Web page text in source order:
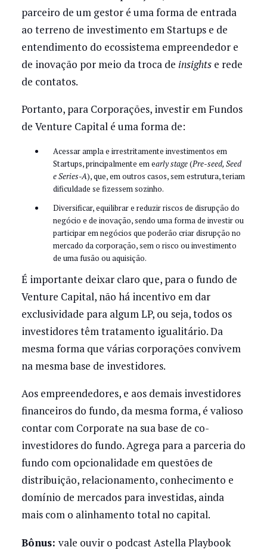
parceiro de um gestor é uma forma de entrada
ao terreno de investimento em Startups e de
entendimento do ecossistema empreendedor e
de inovação por meio da troca de insightse rede
de contatos.
Portanto, para Corporações, investir em Fundos
de Venture Capital é uma forma de:
Acessar ampla e irrestritamente investimentos em
Startups, principalmente em early stage(Pre-seed, Seed
e Series-A), que, em outros casos, sem estrutura, teriam
dificuldade se fizessem sozinho.
Diversificar, equilibrar e reduzir riscos de disrupção do
negócio e de inovação, sendo uma forma de investir ou
participar em negócios que poderão criar disrupção no
mercado da corporação, sem o risco ou investimento
de uma fusão ou aquisição.
É importante deixar claro que, para o fundo de
Venture Capital, não há incentivo em dar
exclusividade para algum LP, ou seja, todos os
investidores têm tratamento igualitário. Da
mesma forma que várias corporações convivem
na mesma base de investidores.
Aos empreendedores, e aos demais investidores
financeiros do fundo, da mesma forma, é valioso
contar com Corporate na sua base de co-
investidores do fundo. Agrega para a parceria do
fundo com opcionalidade em questões de
distribuição, relacionamento, conhecimento e
domínio de mercados para investidas, ainda
mais com o alinhamento total no capital.
Bônus: vale ouvir o podcast Astella Playbook